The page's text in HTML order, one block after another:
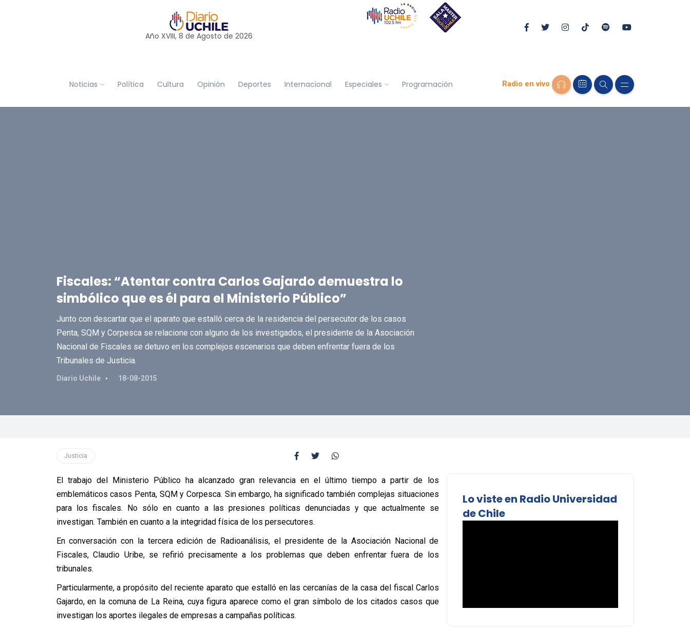
Año XVIII, 8 de Agosto de 2026
Noticias Política Cultura Opinión Deportes Internacional Especiales Programación Radio en vivo
Fiscales: “Atentar contra Carlos Gajardo demuestra lo
simbólico que es él para el Ministerio Público”
Junto con descartar que el aparato que estalló cerca de la residencia del persecutor de los casos
Penta, SQM y Corpesca se relacione con alguno de los investigados, el presidente de la Asociación
Nacional de Fiscales se detuvo en los complejos escenarios que deben enfrentar fuera de los
Tribunales de Justicia.
Diario Uchile 18-08-2015
Justicia
El trabajo del Ministerio Público ha alcanzado gran relevancia en el último tiempo a partir de los
emblemáticos casos Penta, SQM y Corpesca. Sin embargo, ha significado también complejas situaciones
para los fiscales. No sólo en cuanto a las presiones políticas denunciadas y que actualmente se
investigan. También en cuanto a la integridad física de los persecutores.
En conversación con la tercera edición de Radioanálisis, el presidente de la Asociación Nacional de
Fiscales, Claudio Uribe, se refirió precisamente a los problemas que deben enfrentar fuera de los
tribunales.
Particularmente, a propósito del reciente aparato que estalló en las cercanías de la casa del fiscal Carlos
Gajardo, en la comuna de La Reina, cuya figura aparece como el gran símbolo de los citados casos que
investigan los aportes ilegales de empresas a campañas políticas.
Lo viste en Radio Universidad
de Chile